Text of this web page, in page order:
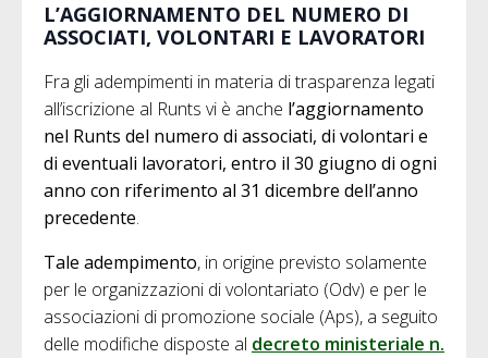
L’AGGIORNAMENTO DEL NUMERO DI
ASSOCIATI, VOLONTARI E LAVORATORI
Fra gli adempimenti in materia di trasparenza legati
all’iscrizione al Runts vi è anche l’aggiornamento
nel Runts del numero di associati, di volontari e
di eventuali lavoratori, entro il 30 giugno di ogni
anno con riferimento al 31 dicembre dell’anno
precedente.
Tale adempimento, in origine previsto solamente
per le organizzazioni di volontariato (Odv) e per le
associazioni di promozione sociale (Aps), a seguito
delle modifiche disposte al decreto ministeriale n.